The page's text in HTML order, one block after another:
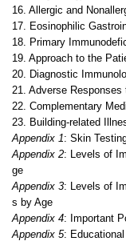
16. Allergic and
17. Eosinophilic
18. Primary
19. Approach to the
20. Diagnostic
21. Adverse Responses
22. Complementary
23. Building-related
Appendix 1: Skin
Appendix 2: Levels of
ge
Appendix 3: Levels of
s by Age
Appendix 4: Important
Appendix 5: